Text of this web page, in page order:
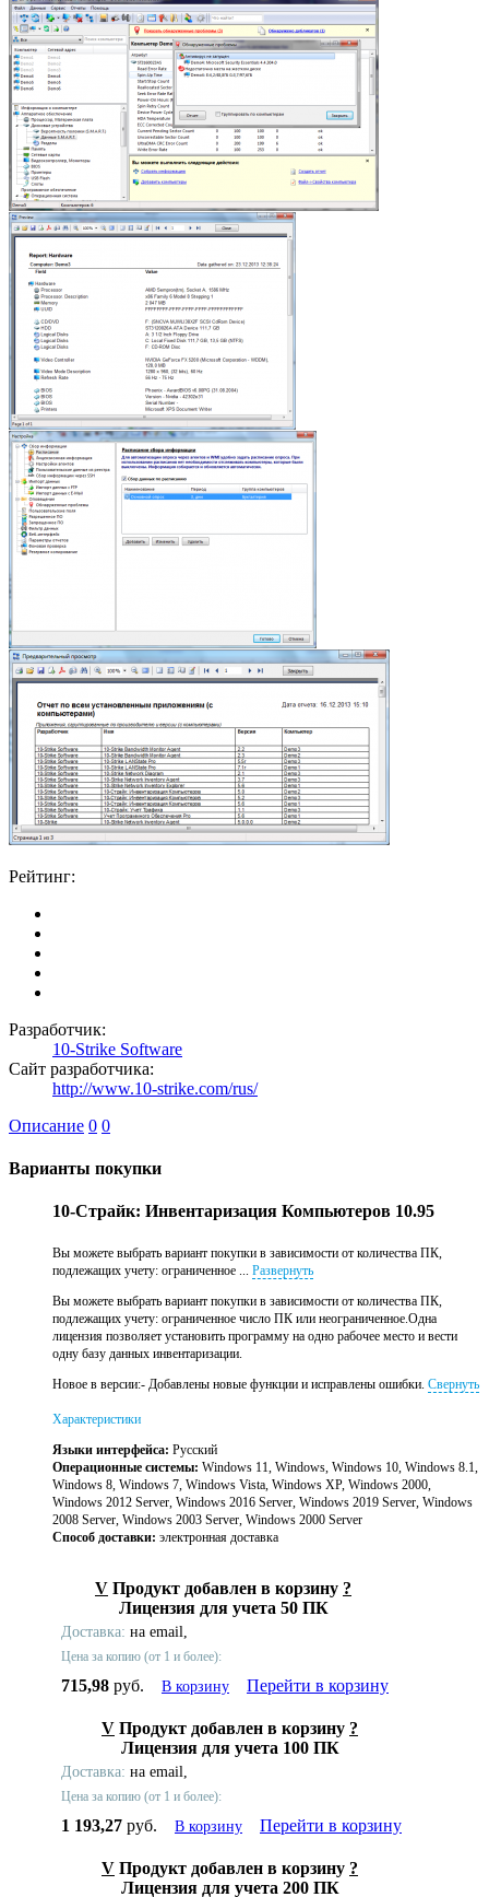
Рейтинг:
Разработчик:
10-Strike Software
Сайт разработчика:
http://www.10-strike.com/rus/
Описание 0 0
Варианты покупки
10-Страйк: Инвентаризация Компьютеров 10.95
Вы можете выбрать вариант покупки в зависимости от количества ПК,
подлежащих учету: ограниченное ... Развернуть
Вы можете выбрать вариант покупки в зависимости от количества ПК,
подлежащих учету: ограниченное число ПК или неограниченное.Одна
лицензия позволяет установить программу на одно рабочее место и вести
одну базу данных инвентаризации.
Новое в версии:- Добавлены новые функции и исправлены ошибки. Свернуть
Характеристики
Языки интерфейса: Русский
Операционные системы: Windows 11, Windows, Windows 10, Windows 8.1,
Windows 8, Windows 7, Windows Vista, Windows XP, Windows 2000,
Windows 2012 Server, Windows 2016 Server, Windows 2019 Server, Windows
2008 Server, Windows 2003 Server, Windows 2000 Server
Способ доставки: электронная доставка
V Продукт добавлен в корзину ?
Лицензия для учета 50 ПК
Доставка: на email,
Цена за копию (от 1 и более):
715,98 руб. В корзину Перейти в корзину
V Продукт добавлен в корзину ?
Лицензия для учета 100 ПК
Доставка: на email,
Цена за копию (от 1 и более):
1 193,27 руб. В корзину Перейти в корзину
V Продукт добавлен в корзину ?
Лицензия для учета 200 ПК